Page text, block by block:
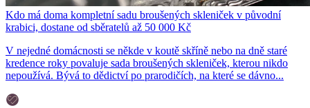
Kdo má doma kompletní sadu broušených skleniček v původní
krabici, dostane od sběratelů až 50 000 Kč
V nejedné domácnosti se někde v koutě skříně nebo na dně staré
kredence roky povaluje sada broušených skleniček, kterou nikdo
nepoužívá. Bývá to dědictví po prarodičích, na které se dávno...